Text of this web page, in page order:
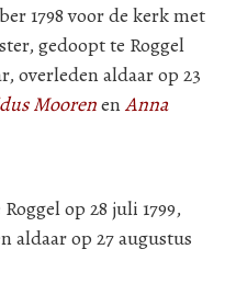
1798 voor de kerk met
gedoopt te Roggel
overleden aldaar op 23
MoorenenAnna
op 28 juli 1799,
aldaar op 27 augustus